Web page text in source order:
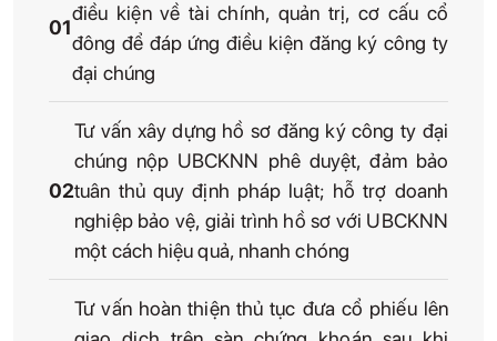
01
điều kiện về tài chính, quản trị, cơ cấu cổ
đông để đáp ứng điều kiện đăng ký công ty
đại chúng
02
Tư vấn xây dựng hồ sơ đăng ký công ty đại
chúng nộp UBCKNN phê duyệt, đảm bảo
tuân thủ quy định pháp luật; hỗ trợ doanh
nghiệp bảo vệ, giải trình hồ sơ với UBCKNN
một cách hiệu quả, nhanh chóng
Tư vấn hoàn thiện thủ tục đưa cổ phiếu lên